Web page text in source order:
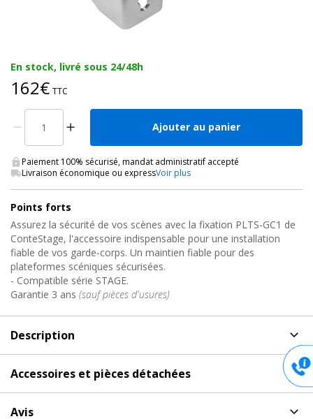
En stock, livré sous 24/48h
162€ TTC
Ajouter au panier
Paiement 100% sécurisé, mandat administratif accepté
Livraison économique ou expressVoir plus
Points forts
Assurez la sécurité de vos scènes avec la fixation PLTS-GC1 de
ConteStage, l'accessoire indispensable pour une installation
fiable de vos garde-corps. Un maintien fiable pour des
plateformes scéniques sécurisées.
- Compatible série STAGE.
Garantie 3 ans (sauf pièces d'usures)
Description
de Accessoire Praticable de Scène, PLTS-GC1
Contestage
Fixations pour Garde-Corps de Praticables
Accessoires et pièces détachées
Avis